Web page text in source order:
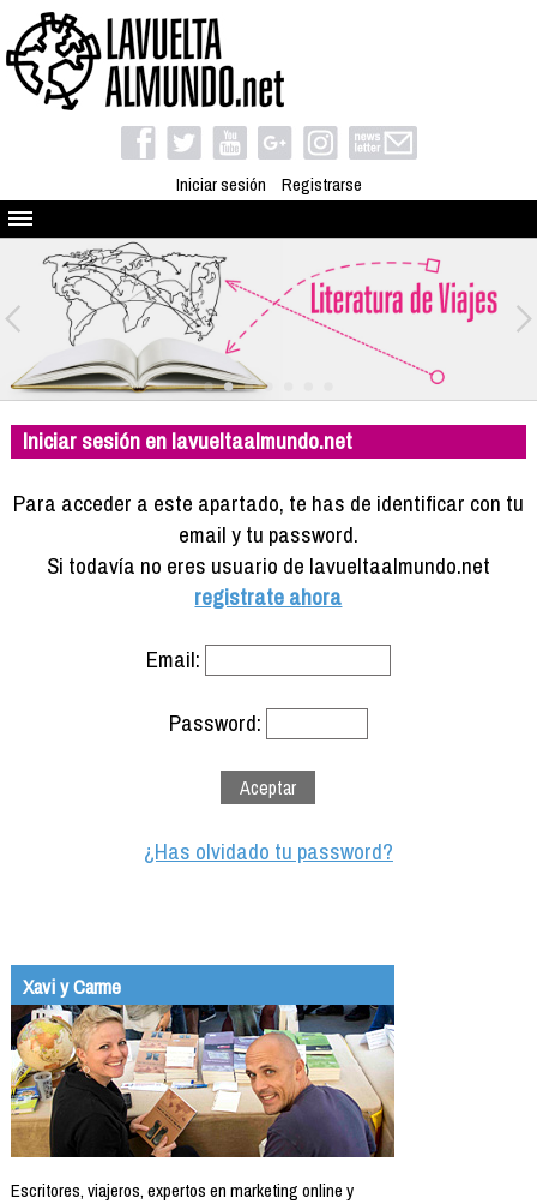
Iniciar sesión Registrarse
Quienes somos
El proyecto
Blog
Viaja con nosotros
Camino solidario
Libros
Compañeros de viaje
Info viajeros
Iniciar sesión en lavueltaalmundo.net
Para acceder a este apartado, te has de identificar con tu
email y tu password.
Si todavía no eres usuario de lavueltaalmundo.net
registrate ahora
Email:
Password:
¿Has olvidado tu password?
Xavi y Carme
Escritores, viajeros, expertos en marketing online y